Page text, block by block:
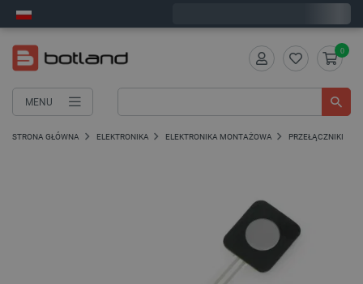
MENU
0
STRONA GŁÓWNA ELEKTRONIKA ELEKTRONIKA MONTAŻOWA PRZEŁĄCZNIKI I